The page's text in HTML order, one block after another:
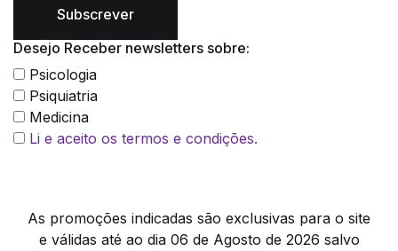
Subscrever
Desejo Receber newsletters sobre:
Psicologia
Psiquiatria
Medicina
Li e aceito os termos e condições.
As promoções indicadas são exclusivas para o site
e válidas até ao dia 06 de Agosto de 2026 salvo